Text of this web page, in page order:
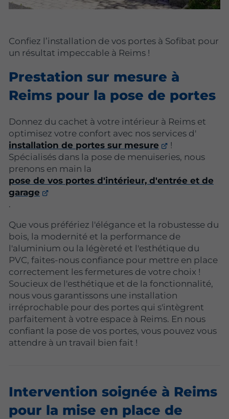
Confiez l’installation de vos portes à Sofibat pour
un résultat impeccable à Reims !
Prestation sur mesure à
Reims pour la pose de portes
Donnez du cachet à votre intérieur à Reims et
optimisez votre confort avec nos services d'
installation de portes sur mesure
!
Spécialisés dans la pose de menuiseries, nous
prenons en main la
pose de vos portes d'intérieur, d'entrée et de
garage
.
Que vous préfériez l'élégance et la robustesse du
bois, la modernité et la performance de
l'aluminium ou la légèreté et l'esthétique du
PVC, faites-nous confiance pour mettre en place
correctement les fermetures de votre choix !
Soucieux de l'esthétique et de la fonctionnalité,
nous vous garantissons une installation
irréprochable pour des portes qui s'intègrent
parfaitement à votre espace à Reims. En nous
confiant la pose de vos portes, vous pouvez vous
attendre à un travail bien fait !
Intervention soignée à Reims
pour la mise en place de